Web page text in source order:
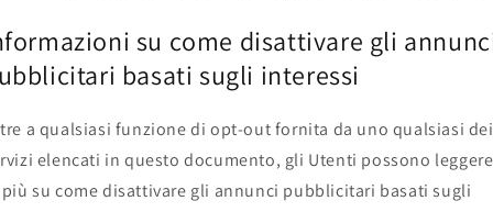
su come disattivare gli
basati sugli interessi
a qualsiasi funzione di opt-out fornita da uno qualsiasi dei
elencati in questo documento, gli Utenti possono leggere
su come disattivare gli annunci pubblicitari basati sugli